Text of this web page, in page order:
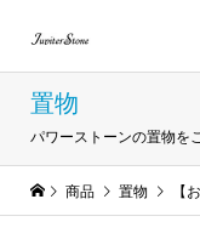
置物
パワーストーンの置物を
商品 置物 【お